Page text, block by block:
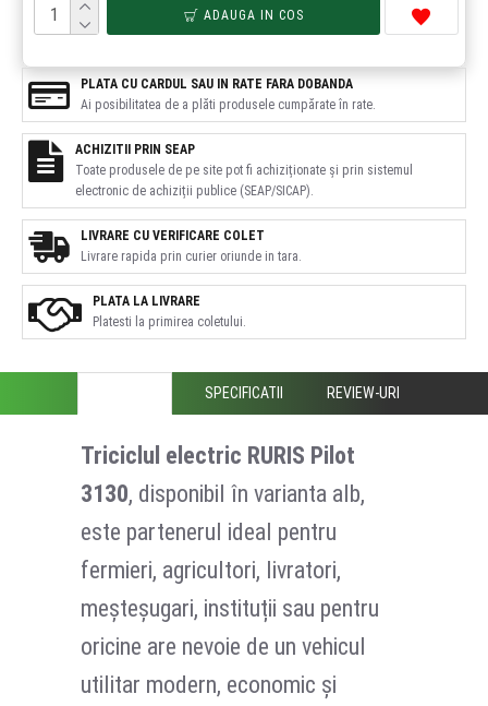
ADAUGA IN COS
PLATA LA LIVRARE
Platesti la primirea coletului.
LIVRARE CU VERIFICARE COLET
Livrare rapida prin curier oriunde in tara.
PLATA CU CARDUL SAU IN RATE FARA DOBANDA
Ai posibilitatea de a plăti produsele cumpărate în rate.
ACHIZITII PRIN SEAP
Toate produsele de pe site pot fi achiziționate și prin sistemul
electronic de achiziții publice (SEAP/SICAP).
SPECIFICATII REVIEW-URI
Triciclul electric RURIS Pilot
3130, disponibil în varianta alb,
este partenerul ideal pentru
fermieri, agricultori, livratori,
meșteșugari, instituții sau pentru
oricine are nevoie de un vehicul
utilitar modern, economic și